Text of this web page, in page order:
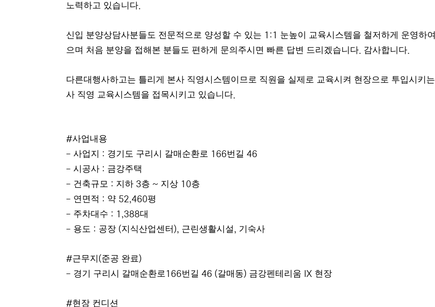
노력하고 있습니다.
신입 분양상담사분들도 전문적으로 양성할 수 있는 1:1 눈높이 교육시스템을 철저하게 운영하
으며 처음 분양을 접해본 분들도 편하게 문의주시면 빠른 답변 드리겠습니다. 감사합니다.
다른대행사하고는 틀리게 본사 직영시스템이므로 직원을 실제로 교육시켜 현장으로 투입시키
사 직영 교육시스템을 접목시키고 있습니다.
#사업내용
- 사업지 : 경기도 구리시 갈매순환로 166번길 46
- 시공사 : 금강주택
- 건축규모 : 지하 3층 ~ 지상 10층
- 연면적 : 약 52,460평
- 주차대수 : 1,388대
- 용도 : 공장 (지식산업센터 ), 근린생활시설 , 기숙사
#근무지 (준공 완료)
- 경기 구리시 갈매순환로166번길 46 (갈매동) 금강펜테리움 IX 현장
#현장 컨디션